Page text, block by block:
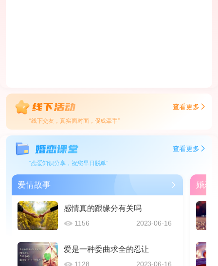
查看更多
“线下交友，真实面对面，促成牵手”
查看更多
“恋爱知识分享，祝您早日脱单”
爱情故事
感情真的跟缘分有关吗
1156 2023-06-16
爱是一种委曲求全的忍让
1128 2023-06-16
婚恋